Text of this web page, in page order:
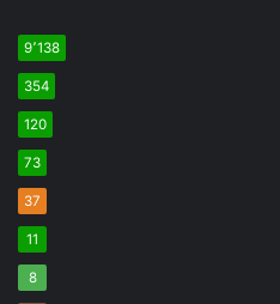
9٬138
354
120
73
37
11
8